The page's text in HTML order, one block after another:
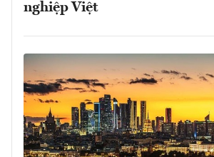
nghiệp Việt